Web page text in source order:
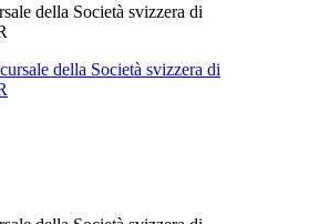
della Società svizzera di